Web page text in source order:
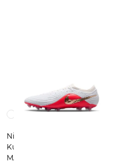
Nike | Fußballschuhe
Kunstrasen TIEMPO
MAESTRO ELITE AG-PRO